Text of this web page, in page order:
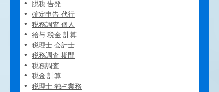
脱税 告発
確定申告 代行
税務調査 個人
給与 税金 計算
税理士 会計士
税務調査 期間
税務調査
税金 計算
税理士 独占業務